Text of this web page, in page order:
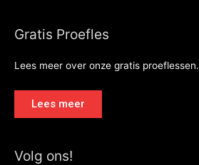
Gratis Proefles
Lees meer over onze gratis proeflessen.
Lees meer
Volg ons!